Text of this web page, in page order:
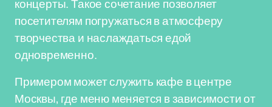
концерты. Такое сочетание позволяет
посетителям погружаться в атмосферу
творчества и наслаждаться едой
одновременно.
Примером может служить кафе в центре
Москвы, где меню меняется в зависимости от